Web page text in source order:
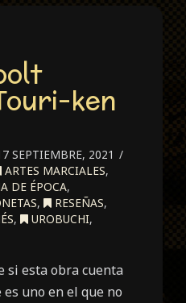
ken
SEPTIEMBRE, 2021
ARTES MARCIALES,
DE ÉPOCA,
, RESEÑAS,
, UROBUCHI,
si esta obra cuenta
uno en el que no